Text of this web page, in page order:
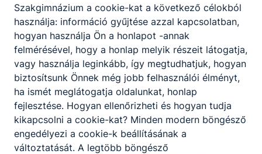
Partnereink
Szakgimnázium a cookie-kat a következő célokból
használja: információ gyűjtése azzal kapcsolatban,
hogyan használja Ön a honlapot -annak
felmérésével, hogy a honlap melyik részeit látogatja,
vagy használja leginkább, így megtudhatjuk, hogyan
biztosítsunk Önnek még jobb felhasználói élményt,
ha ismét meglátogatja oldalunkat, honlap
fejlesztése. Hogyan ellenőrizheti és hogyan tudja
kikapcsolni a cookie-kat? Minden modern böngésző
engedélyezi a cookie-k beállításának a
változtatását. A legtöbb böngésző